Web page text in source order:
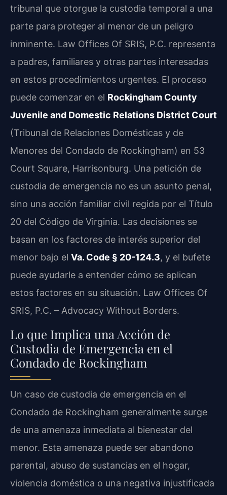
tribunal que otorgue la custodia temporal a una
parte para proteger al menor de un peligro
inminente. Law Offices Of SRIS, P.C. representa
a padres, familiares y otras partes interesadas
en estos procedimientos urgentes. El proceso
puede comenzar en el Rockingham County
Juvenile and Domestic Relations District Court
(Tribunal de Relaciones Domésticas y de
Menores del Condado de Rockingham) en 53
Court Square, Harrisonburg. Una petición de
custodia de emergencia no es un asunto penal,
sino una acción familiar civil regida por el Título
20 del Código de Virginia. Las decisiones se
basan en los factores de interés superior del
menor bajo el Va. Code § 20-124.3, y el bufete
puede ayudarle a entender cómo se aplican
estos factores en su situación. Law Offices Of
SRIS, P.C. – Advocacy Without Borders.
Lo que Implica una Acción de
Custodia de Emergencia en el
Condado de Rockingham
Un caso de custodia de emergencia en el
Condado de Rockingham generalmente surge
de una amenaza inmediata al bienestar del
menor. Esta amenaza puede ser abandono
parental, abuso de sustancias en el hogar,
violencia doméstica o una negativa injustificada